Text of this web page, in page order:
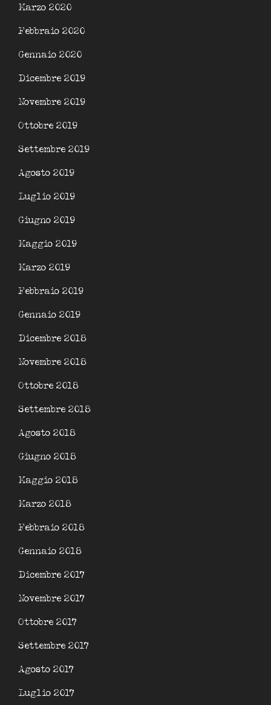
Marzo 2020
Febbraio 2020
Gennaio 2020
Dicembre 2019
Novembre 2019
Ottobre 2019
Settembre 2019
Agosto 2019
Luglio 2019
Giugno 2019
Maggio 2019
Marzo 2019
Febbraio 2019
Gennaio 2019
Dicembre 2018
Novembre 2018
Ottobre 2018
Settembre 2018
Agosto 2018
Giugno 2018
Maggio 2018
Marzo 2018
Febbraio 2018
Gennaio 2018
Dicembre 2017
Novembre 2017
Ottobre 2017
Settembre 2017
Agosto 2017
Luglio 2017